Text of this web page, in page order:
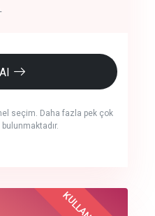
seçim. Daha fazla pek çok